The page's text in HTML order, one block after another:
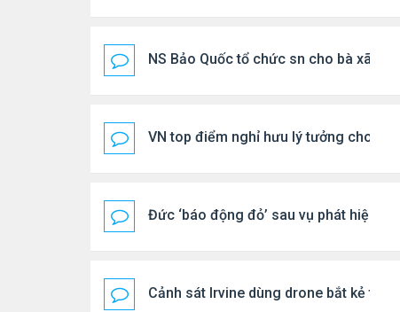
NS Bảo Quốc tổ chức sn cho bà xã
VN top điểm nghỉ hưu lý tưởng cho
Đức ‘báo động đỏ’ sau vụ phát hiện
Cảnh sát Irvine dùng drone bắt kẻ trộm